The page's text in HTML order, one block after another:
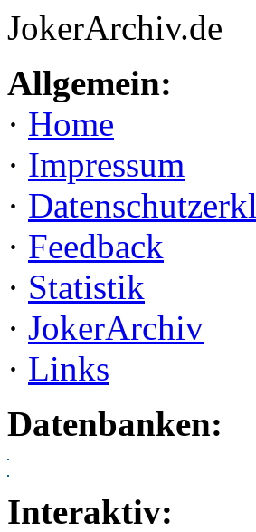
JokerArchiv.de
Allgemein:
· Home
· Impressum
·
· Feedback
· Statistik
· JokerArchiv
· Links
Datenbanken:
Interaktiv: